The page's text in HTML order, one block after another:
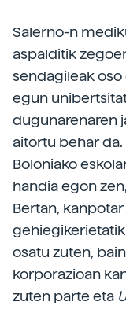
Salerno-n
aspalditik
sendagileak oso
egun
dugunarenaren
aitortu behar
Boloniako
handia egon
Bertan,
osatu zuten,
korporazioan
zuten parte eta